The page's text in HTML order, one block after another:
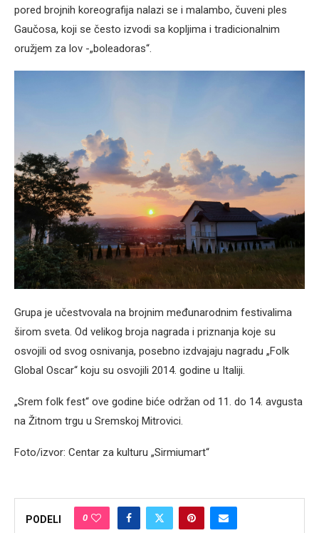
pored brojnih koreografija nalazi se i malambo, čuveni ples
Gaučosa, koji se često izvodi sa kopljima i tradicionalnim
oružjem za lov -„boleadoras“.
Grupa je učestvovala na brojnim međunarodnim festivalima
širom sveta. Od velikog broja nagrada i priznanja koje su
osvojili od svog osnivanja, posebno izdvajaju nagradu „Folk
Global Oscar“ koju su osvojili 2014. godine u Italiji.
„Srem folk fest“ ove godine biće održan od 11. do 14. avgusta
na Žitnom trgu u Sremskoj Mitrovici.
Foto/izvor: Centar za kulturu „Sirmiumart“
PODELI 0